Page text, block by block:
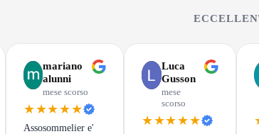
mariano
alunni
mese scorso
★★★★★
Assosommelier e'
Luca
Gusson
mese
scorso
★★★★★